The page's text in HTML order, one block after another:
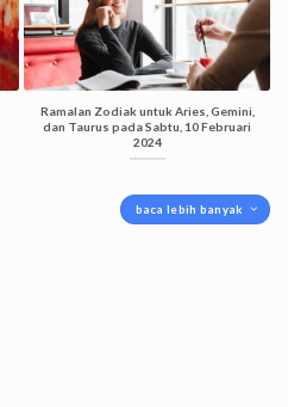
Ramalan Zodiak untuk Aries, Gemini,
dan Taurus pada Sabtu, 10 Februari
2024
baca lebih banyak